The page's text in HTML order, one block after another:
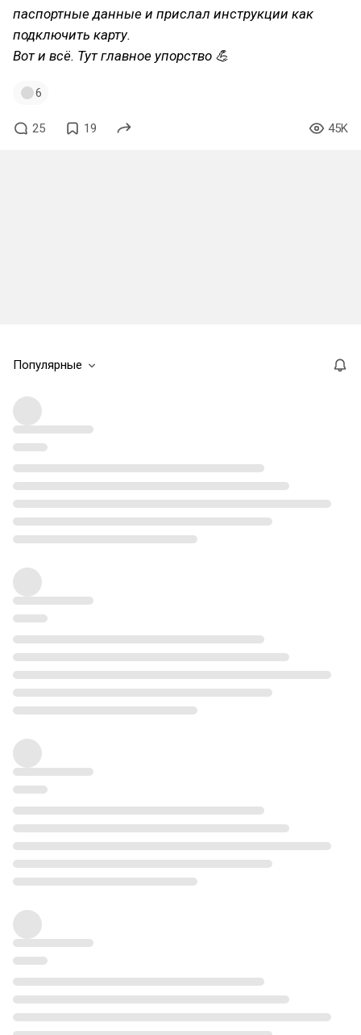
паспортные данные и прислал инструкции как
подключить карту.
Вот и всё. Тут главное упорство 💪
6
25 19 45K
Популярные